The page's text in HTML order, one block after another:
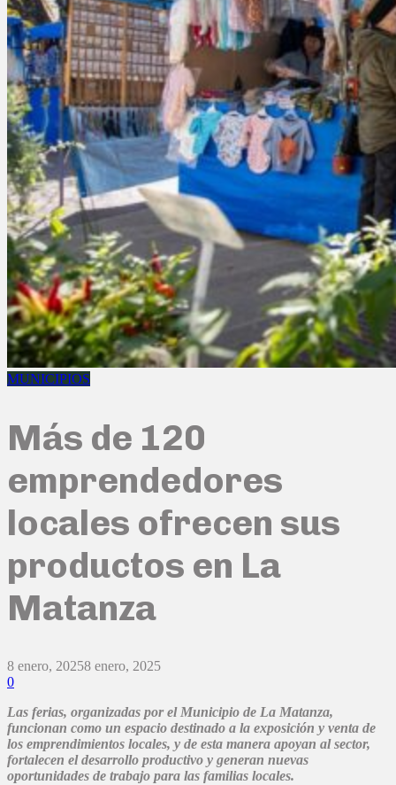
MUNICIPIOS
Más de 120
emprendedores
locales ofrecen sus
productos en La
Matanza
8 enero, 20258 enero, 2025
0
Las ferias, organizadas por el Municipio de La Matanza,
funcionan como un espacio destinado a la exposición y venta de
los emprendimientos locales, y de esta manera apoyan al sector,
fortalecen el desarrollo productivo y generan nuevas
oportunidades de trabajo para las familias locales.